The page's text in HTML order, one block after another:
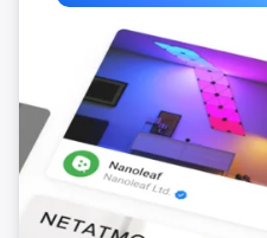
WiFi-Thermostat
Ausschalten
WiFi-Thermostat
Ein- oder ausschalten